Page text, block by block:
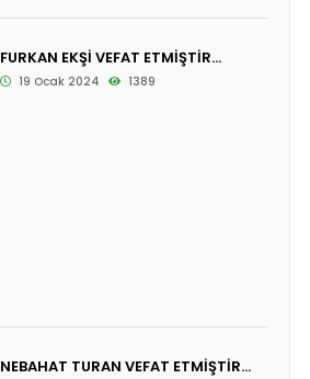
FURKAN EKŞİ VEFAT ETMİŞTİR...
19 Ocak 2024 1389
NEBAHAT TURAN VEFAT ETMİŞTİR...